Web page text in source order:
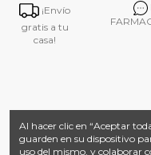
¡Envío
gratis a tu
casa!
Al hacer clic en “Aceptar
guarden en su dispositivo
uso del mismo, y colaborar